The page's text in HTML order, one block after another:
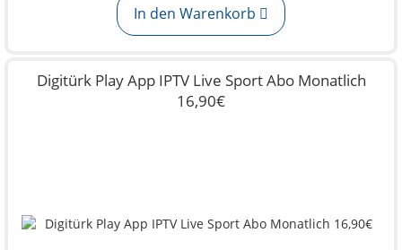
In den Warenkorb
Digitürk Play App IPTV Live Sport Abo Monatlich
16,90€